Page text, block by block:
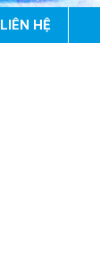
LIÊN HỆ